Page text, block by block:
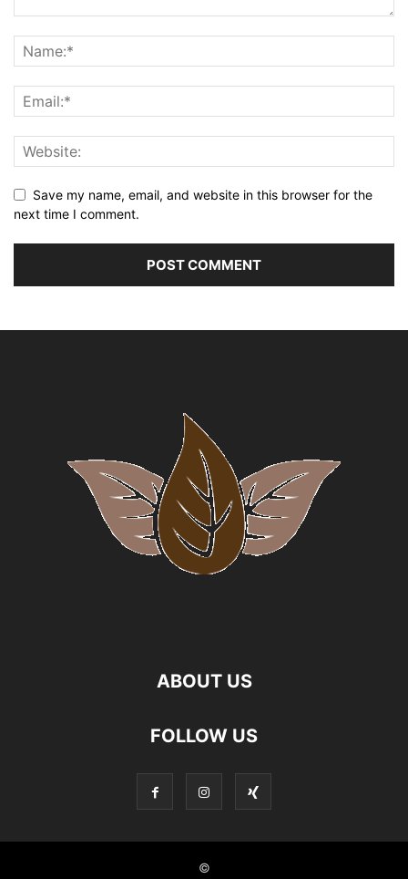
Save my name, email, and website in this browser for the
next time I comment.
ABOUT US
FOLLOW US
©